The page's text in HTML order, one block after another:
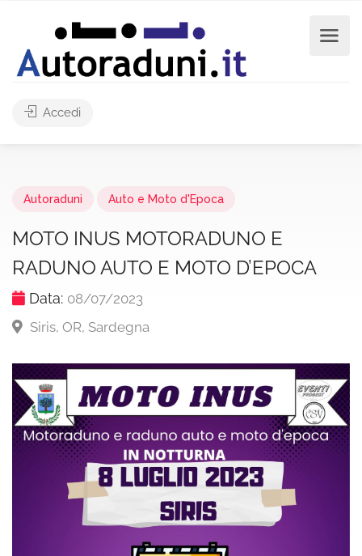
Accedi
Autoraduni Auto e Moto d'Epoca
MOTO INUS MOTORADUNO E
RADUNO AUTO E MOTO D’EPOCA
Data: 08/07/2023
Siris, OR, Sardegna